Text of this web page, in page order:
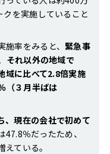
を実施していること
施率をみると、緊急事
それ以外の地域で
域に比べて2.8倍実施
（３月半ばは
、現在の会社で初めて
47.8％だったため、
ている。